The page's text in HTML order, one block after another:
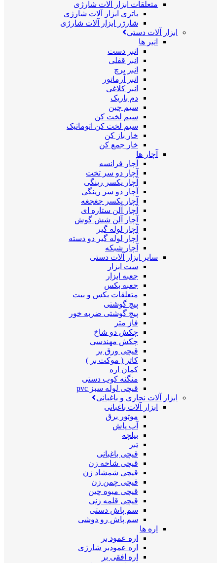
متعلقات ابزار آلات شارژی
باتری ابزار آلات شارژی
شارژر ابزار آلات شارژی
ابزار آلات دستی
انبر ها
انبر دست
انبر قفلی
انبر پرچ
انبر آرماتور
انبر کلاغی
دم باریک
سیم چین
سیم لخت کن
سیم لخت کن اتوماتیک
خار باز کن
خار جمع کن
آچار ها
آچار فرانسه
آچار دو سر تخت
آچار یکسر رینگی
آچار دو سر رینگی
آچار یکسر جغجغه
آچار آلن ستاره ای
آچار آلن شش گوش
آچار لوله گیر
آچار لوله گیر دو دسته
آچار شبکه
سایر ابزار آلات دستی
ست ابزار
جعبه ابزار
جعبه بکس
متعلقات بکس و بیت
پیچ گوشتی
پیچ گوشتی ضربه خور
فاز متر
چکش دو شاخ
چکش مهندسی
قیچی ورق بر
کاتر ( موکت بر )
کمان اره
منگنه کوب دستی
قیچی لوله سبز pvc
ابزار آلات نجاری و باغبانی
ابزار آلات باغبانی
موتور برق
آب پاش
بیلچه
تبر
قیچی باغبانی
قیچی شاخه زن
قیچی شمشاد زن
قیچی چمن زن
قیچی میوه چین
قیچی قلمه زنی
سم پاش دستی
سم پاش رو دوشی
اره ها
اره عمود بر
اره عمودبر شارژی
اره افقی بر